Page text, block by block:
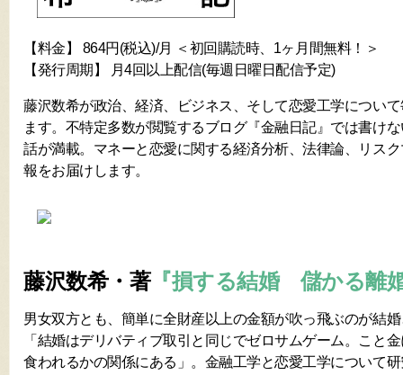
【料金】 864円(税込)/月 ＜初回購読時、1ヶ月間無料！＞
【発行周期】 月4回以上配信(毎週日曜日配信予定)
藤沢数希が政治、経済、ビジネス、そして恋愛工学につい
ます。不特定多数が閲覧するブログ『金融日記』では書け
話が満載。マネーと恋愛に関する経済分析、法律論、リス
報をお届けします。
藤沢数希・著『損する結婚 儲かる離
男女双方とも、簡単に全財産以上の金額が吹っ飛ぶのが結
「結婚はデリバティブ取引と同じでゼロサムゲーム。こと
食われるかの関係にある」。金融工学と恋愛工学について